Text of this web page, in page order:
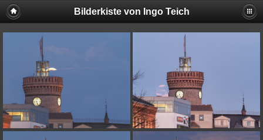
Bilderkiste von Ingo Teich